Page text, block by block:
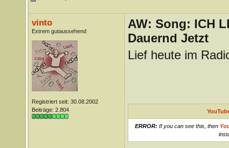
vinto
Extrem gutaussehend
Registriert seit: 30.08.2002
Beiträge: 2.804
AW: Song: ICH
Dauernd Jetzt
Lief heute im
ERROR: If you can see this, then